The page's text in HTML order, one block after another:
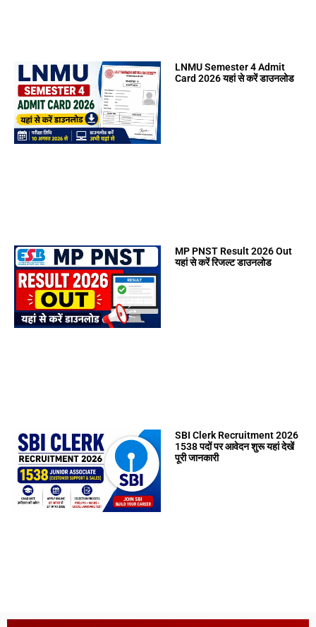
LNMU Semester 4 Admit
Card 2026 यहां से करें डाउनलोड
MP PNST Result 2026 Out
यहां से करें रिजल्ट डाउनलोड
SBI Clerk Recruitment 2026
1538 पदों पर आवेदन शुरू यहां देखें
पूरी जानकारी